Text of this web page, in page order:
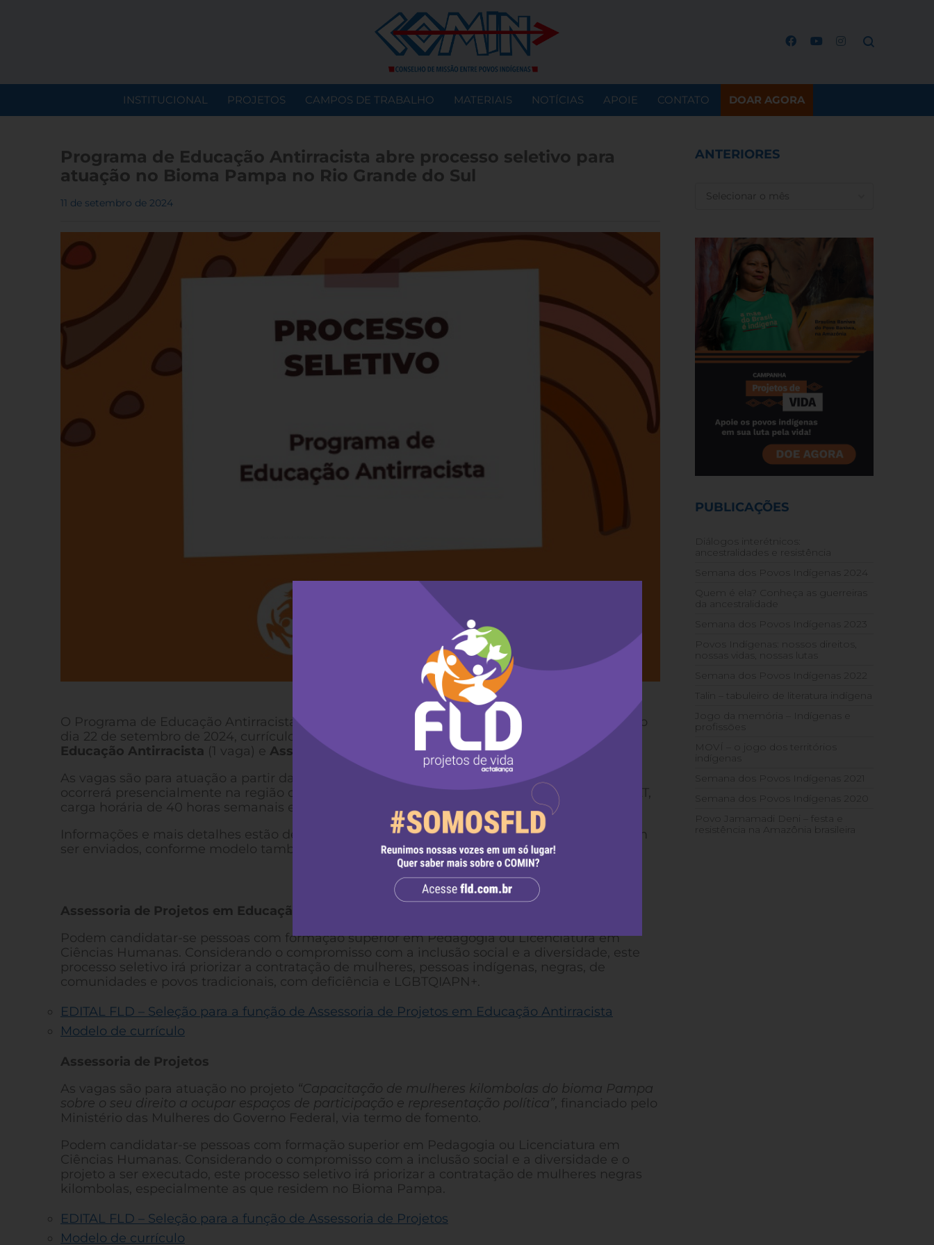
INSTITUCIONAL PROJETOS CAMPOS DE TRABALHO MATERIAIS NOTÍCIAS APOIE CONTATO DOAR AGORA
Programa de Educação Antirracista abre processo seletivo para
atuação no Bioma Pampa no Rio Grande do Sul
11 de setembro de 2024
O Programa de Educação Antirracista, da Fundação Luterana de Diaconia (FLD), recebe, até o
dia 22 de setembro de 2024, currículos para as funções de Assessoria de Projetos em
Educação Antirracista (1 vaga) e Assessoria de Projetos(2 vagas).
As vagas são para atuação a partir da filial da FLD em Pelotas (RS) e a realização do trabalho
ocorrerá presencialmente na região do Bioma Pampa no Rio Grande do Sul, com contrato CLT,
carga horária de 40 horas semanais e contratação imediata.
Informações e mais detalhes estão descritos nos editais, disponíveis abaixo. Currículos devem
ser enviados, conforme modelo também disponível abaixo, para o e-mailvagas@fld.com.br
Assessoria de Projetos em Educação Antirracista
Podem candidatar-se pessoas com formação superior em Pedagogia ou Licenciatura em
Ciências Humanas. Considerando o compromisso com a inclusão social e a diversidade, este
processo seletivo irá priorizar a contratação de mulheres, pessoas indígenas, negras, de
comunidades e povos tradicionais, com deficiência e LGBTQIAPN+.
EDITAL FLD – Seleção para a função de Assessoria de Projetos em Educação Antirracista
Modelo de currículo
Assessoria de Projetos
As vagas são para atuação no projeto “Capacitação de mulheres kilombolas do bioma Pampa
sobre o seu direito a ocupar espaços de participação e representação política”, financiado pelo
Ministério das Mulheres do Governo Federal, via termo de fomento.
Podem candidatar-se pessoas com formação superior em Pedagogia ou Licenciatura em
Ciências Humanas. Considerando o compromisso com a inclusão social e a diversidade e o
projeto a ser executado, este processo seletivo irá priorizar a contratação de mulheres negras
kilombolas, especialmente as que residem no Bioma Pampa.
EDITAL FLD – Seleção para a função de Assessoria de Projetos
Modelo de currículo
ANTERIORES
PUBLICAÇÕES
Diálogos interétnicos:
ancestralidades e resistência
Semana dos Povos Indígenas 2024
Quem é ela? Conheça as guerreiras
da ancestralidade
Semana dos Povos Indígenas 2023
Povos Indígenas: nossos direitos,
nossas vidas, nossas lutas
Semana dos Povos Indígenas 2022
Talin – tabuleiro de literatura indígena
Jogo da memória – Indígenas e
profissões
MOVÍ – o jogo dos territórios
indígenas
Semana dos Povos Indígenas 2021
Semana dos Povos Indígenas 2020
Povo Jamamadi Deni – festa e
resistência na Amazônia brasileira